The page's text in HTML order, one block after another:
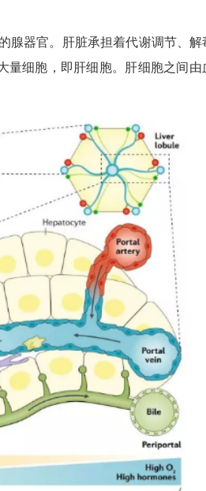
腺器官。肝脏承担着代谢调节、
量细胞，即肝细胞。肝细胞之间由